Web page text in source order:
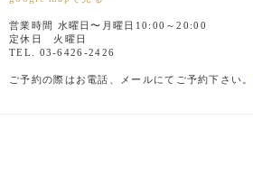
営業時間 水曜日〜月曜日10:00～20:00
定休日 火曜日
TEL. 03-6426-2426
ご予約の際はお電話、メールにてご予約下さい。